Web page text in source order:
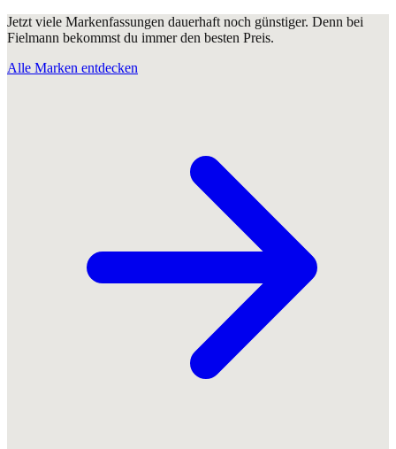
Jetzt viele Markenfassungen dauerhaft noch günstiger. Denn bei
Fielmann bekommst du immer den besten Preis.
Alle Marken entdecken